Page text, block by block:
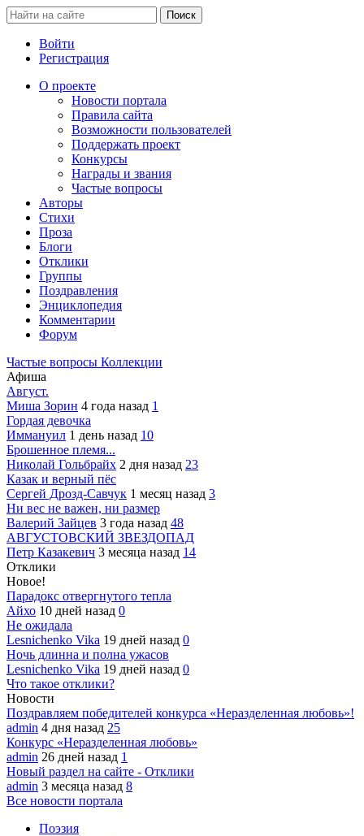
Войти
Регистрация
О проекте
Новости портала
Правила сайта
Возможности пользователей
Поддержать проект
Конкурсы
Награды и звания
Частые вопросы
Авторы
Стихи
Проза
Блоги
Отклики
Группы
Поздравления
Энциклопедия
Комментарии
Форум
Частые вопросы Коллекции
Афиша
Август.
Миша Зорин 4 года назад 1
Гордая девочка
Иммануил 1 день назад 10
Брошенное племя...
Николай Гольбрайх 2 дня назад 23
Казак и верный пёс
Сергей Дрозд-Савчук 1 месяц назад 3
Ни вес не важен, ни размер
Валерий Зайцев 3 года назад 48
АВГУСТОВСКИЙ ЗВЕЗДОПАД
Петр Казакевич 3 месяца назад 14
Отклики
Новое!
Парадокс отвергнутого тепла
Айхо 10 дней назад 0
Не ожидала
Lesnichenko Vika 19 дней назад 0
Ночь длинна и полна ужасов
Lesnichenko Vika 19 дней назад 0
Что такое отклики?
Новости
Поздравляем победителей конкурса «Неразделенная любовь»!
admin 4 дня назад 25
Конкурс «Неразделенная любовь»
admin 26 дней назад 1
Новый раздел на сайте - Отклики
admin 3 месяца назад 8
Все новости портала
Поэзия